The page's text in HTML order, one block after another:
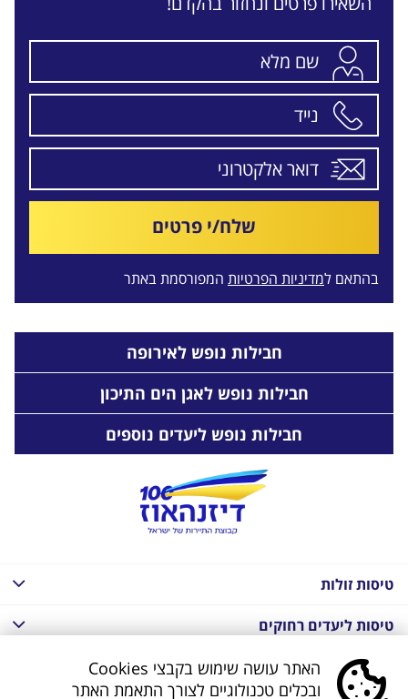
שלח/י פרטים
בהתאם למדיניות הפרטיות המפורסמת באתר
חבילות נופש לאירופה
חבילות נופש לאגן הים התיכון
חבילות נופש ליעדים נוספים
טיסות זולות
טיסות ליעדים רחוקים
חבילות נופש בחו"ל
האתר עושה שימוש בקבצי Cookies
ובכלים טכנולוגיים לצורך התאמת האתר